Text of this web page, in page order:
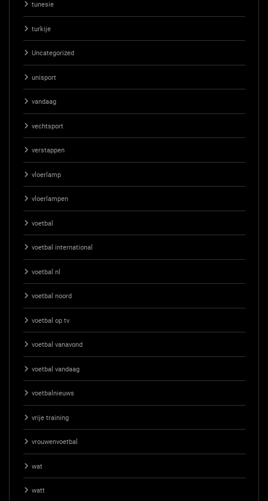
tunesie
turkije
Uncategorized
unisport
vandaag
vechtsport
verstappen
vloerlamp
vloerlampen
voetbal
voetbal international
voetbal nl
voetbal noord
voetbal op tv
voetbal vanavond
voetbal vandaag
voetbalnieuws
vrije training
vrouwenvoetbal
wat
watt